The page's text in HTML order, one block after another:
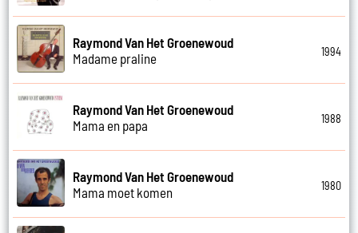
Raymond Van Het Groenewoud
Madame praline
1994
Raymond Van Het Groenewoud
Mama en papa
1988
Raymond Van Het Groenewoud
Mama moet komen
1980